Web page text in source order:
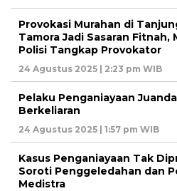
Provokasi Murahan di
Tamora Jadi Sasaran Fitnah,
Polisi Tangkap Provokator
24 Agustus 2025 | 2:23 pm WIB
Pelaku Penganiayaan
Berkeliaran
24 Agustus 2025 | 1:57 pm WIB
Kasus Penganiayaan Tak
Soroti Penggeledahan dan
Medistra